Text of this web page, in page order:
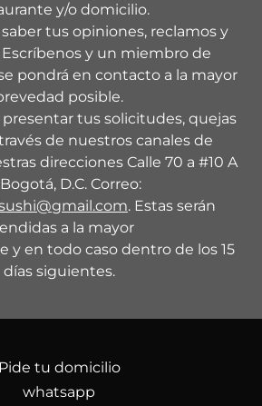
y/o domicilio.
tus opiniones, reclamos y
y un miembro de
pondrá en contacto a la mayor
posible.
tus solicitudes, quejas
de nuestros canales de
direcciones Calle 70 a #10 A
D.C. Correo:
. Estas serán
a la mayor
y en todo caso dentro de los 15
días siguientes.
Pide tu domicilio
whatsapp